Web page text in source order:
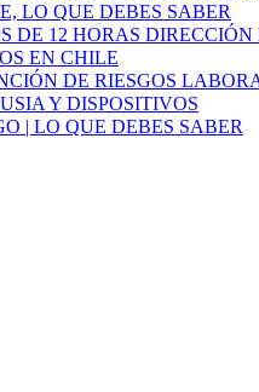
LO QUE DEBES SABER
DE 12 HORAS
EN CHILE
DE RIESGOS
Y DISPOSITIVOS
| LO QUE DEBES SABER